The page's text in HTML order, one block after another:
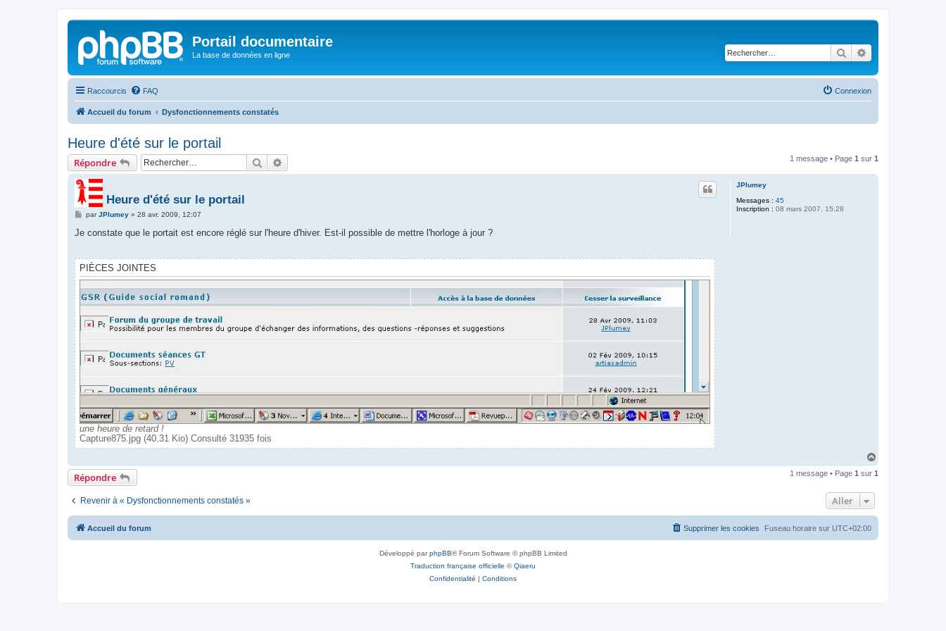
Portail documentaire
La base de données en ligne Rechercher
Raccourcis FAQ Connexion
Accueil du forum Dysfonctionnements constatés
Heure d'été sur le portail
Répondre Rechercher 1 message • Page 1 sur 1
JPlumey
Messages : 45
Inscription : 08 mars 2007, 15:28
Heure d'été sur le portail
M
s
e
parJPlumey» 28 avr. 2009, 12:07
Je constate que le portait est encore réglé sur l'heure d'hiver. Est-il possible de mettre l'horloge à jour ?
PIÈCES JOINTES
une heure de retard !
Capture875.jpg (40.31 Kio) Consulté 31935 fois
u
Répondre 1 message • Page 1 sur 1
Revenir à « Dysfonctionnements constatés » Aller
Accueil du forum Fuseau horaire sur UTC+02:00
Supprimer les cookies
Développé parphpBB® Forum Software © phpBB Limited
Traduction française officielle ©Qiaeru
Confidentialité | Conditions